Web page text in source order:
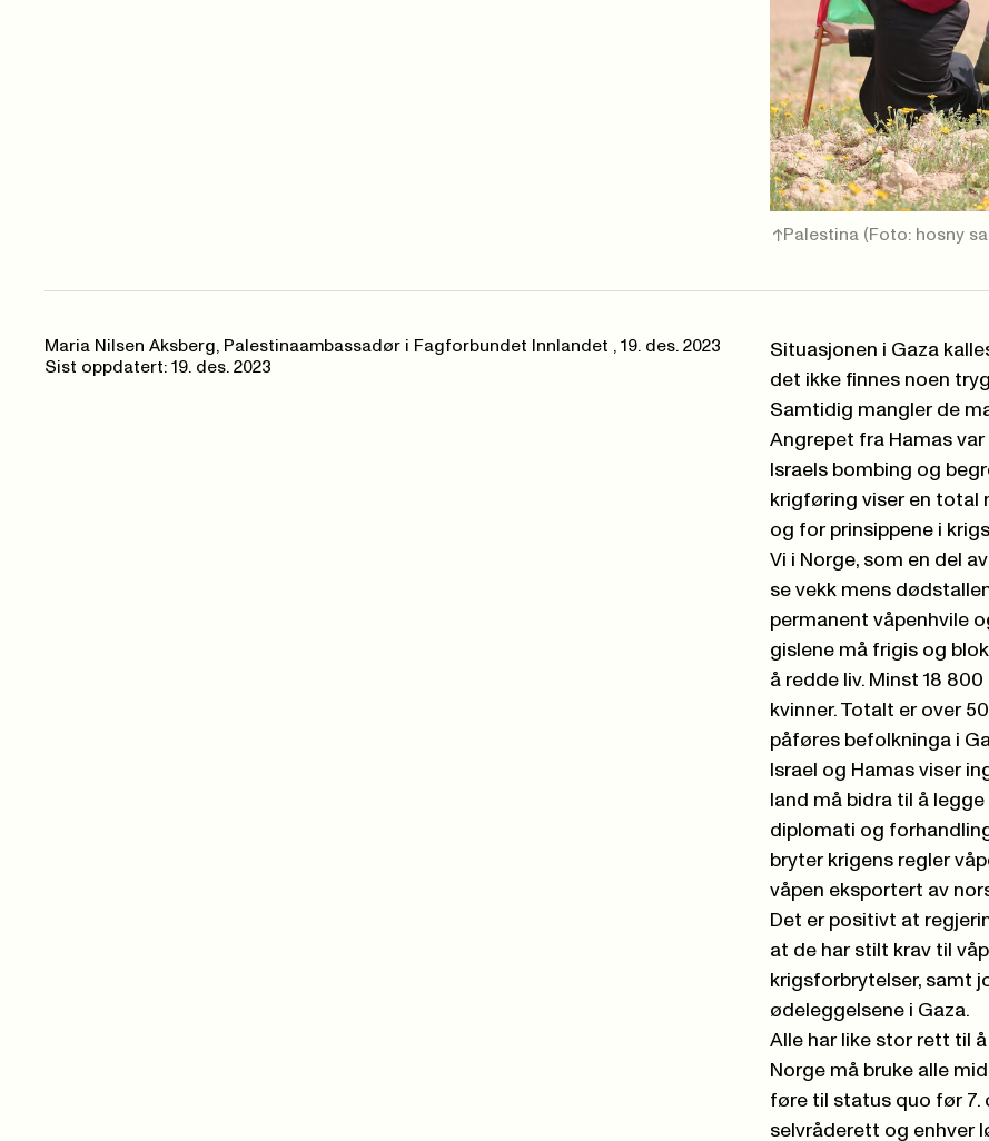
Palestina (Foto: hosny
Maria Nilsen Aksberg, Palestinaambassadør i Fagforbundet Innlandet , 19. des. 2023
Sist oppdatert: 19. des. 2023
Situasjonen i Gaza
det ikke finnes noen
Samtidig mangler de
Angrepet fra Hamas
Israels bombing og
krigføring viser en total
og for prinsippene i
Vi i Norge, som en del
se vekk mens
permanent våpenhvile
gislene må frigis og
å redde liv. Minst 18
kvinner. Totalt er over
påføres befolkninga i
Israel og Hamas viser
land må bidra til å
diplomati og
bryter krigens regler
våpen eksportert av
Det er positivt at
at de har stilt krav til
krigsforbrytelser, samt
ødeleggelsene i Gaza.
Alle har like stor rett til
Norge må bruke alle
føre til status quo før 7.
selvråderett og enhver